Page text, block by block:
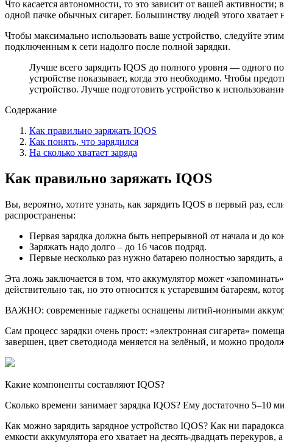
Что касается автономности, то это зависит от вашей
одной пачке обычных сигарет. Большинству людей этого хватает
Чтобы максимально использовать ваше устройство, следуйте
подключенным к сети надолго после полной зарядки.
Лучше всего зарядить IQOS до полного уровня — одного
устройстве показывает, когда это необходимо. Чтобы
устройство. Лучше подготовить устройство к
Содержание
Как правильно заряжать IQOS
Как понять, что зарядился
На сколько хватает заряда
Как правильно заряжать IQOS
Вы, вероятно, хотите узнать, как зарядить IQOS в первый раз,
распространены:
Первая зарядка должна быть непрерывной от начала и до
Заряжать надо долго – до 16 часов подряд.
Первые несколько раз нужно батарею полностью зарядить,
Эта ложь заключается в том, что аккумулятор может
действительно так, но это относится к устаревшим батареям,
ВАЖНО: современные гаджеты оснащены литий-ионными
Сам процесс зарядки очень прост: «электронная сигарета»
завершен, цвет светодиода меняется на зелёный, и можно
Какие компоненты составляют IQOS?
Сколько времени занимает зарядка IQOS? Ему достаточно 5–10
Как можно зарядить зарядное устройство IQOS? Как ни
емкости аккумулятора его хватает на десять-двадцать